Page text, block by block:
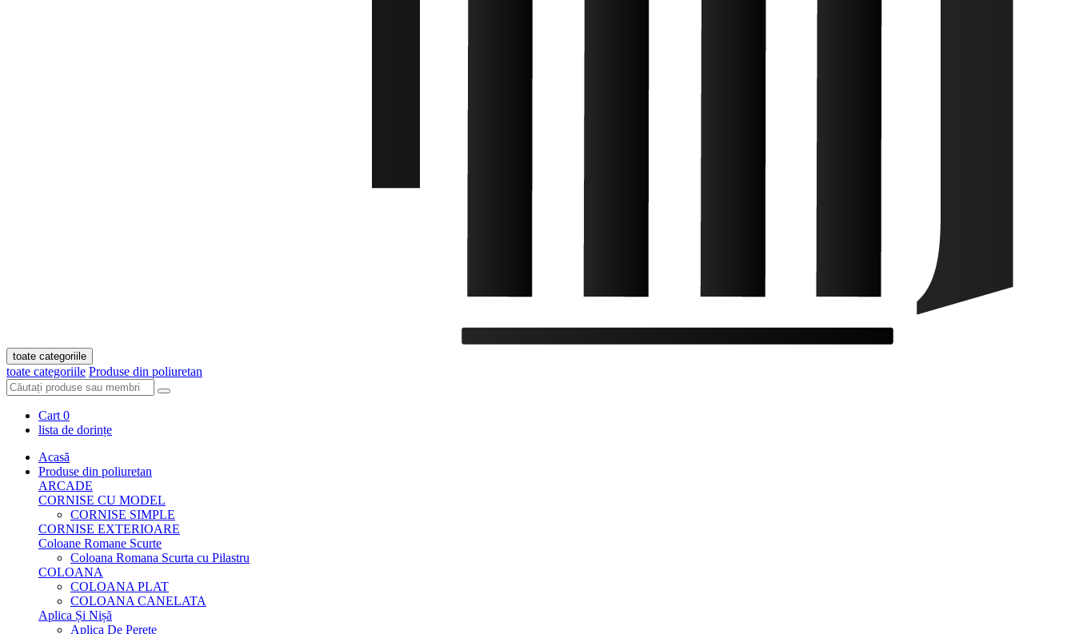
toate categoriile
toate categoriile Produse din poliuretan
Cart 0
lista de dorințe
Acasă
Produse din poliuretan
ARCADE
CORNISE CU MODEL
CORNISE SIMPLE
CORNISE EXTERIOARE
Coloane Romane Scurte
Coloana Romana Scurta cu Pilastru
COLOANA
COLOANA PLAT
COLOANA CANELATA
Aplica Și Nișă
Aplica De Perete